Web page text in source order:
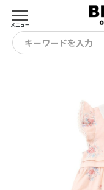
メニュー
キーワードを入力